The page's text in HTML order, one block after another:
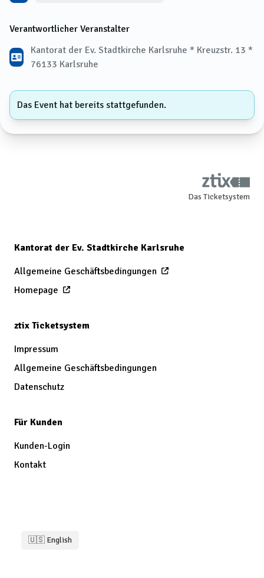
Verantwortlicher Veranstalter
Kantorat der Ev. Stadtkirche Karlsruhe * Kreuzstr. 13 *
76133 Karlsruhe
Das Event hat bereits stattgefunden.
Das Ticketsystem
Kantorat der Ev. Stadtkirche Karlsruhe
Allgemeine Geschäftsbedingungen
Homepage
ztix Ticketsystem
Impressum
Allgemeine Geschäftsbedingungen
Datenschutz
Für Kunden
Kunden-Login
Kontakt
🇺🇸 English